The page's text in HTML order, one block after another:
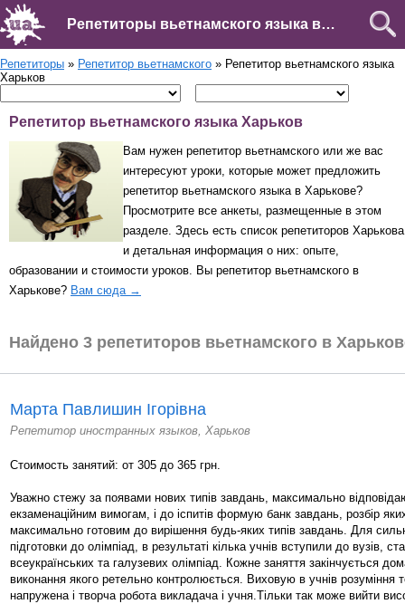
Репетиторы вьетнамского языка в Харькове
Репетиторы » Репетитор вьетнамского » Репетитор вьетнамского языка
Харьков
Репетитор вьетнамского языка Харьков
Вам нужен репетитор вьетнамского или же вас
интересуют уроки, которые может предложить
репетитор вьетнамского языка в Харькове?
Просмотрите все анкеты, размещенные в этом
разделе. Здесь есть список репетиторов Харькова
и детальная информация о них: опыте,
образовании и стоимости уроков. Вы репетитор вьетнамского в
Харькове? Вам сюда →
Найдено 3 репетиторов вьетнамского в
Марта Павлишин Ігорівна
Репетитор иностранных языков, Харьков
Стоимость занятий: от 305 до 365 грн.
Уважно стежу за появами нових типів завдань, максимально
екзаменаційним вимогам, і до іспитів формую банк завдань, розбір
максимально готовим до вирішення будь-яких типів завдань. Для
підготовки до олімпіад, в результаті кілька учнів вступили до вузів,
всеукраїнських та галузевих олімпіад. Кожне заняття закінчується
виконання якого ретельно контролюється. Виховую в учнів розуміння
напружена і творча робота викладача і учня.Тільки так може вийти